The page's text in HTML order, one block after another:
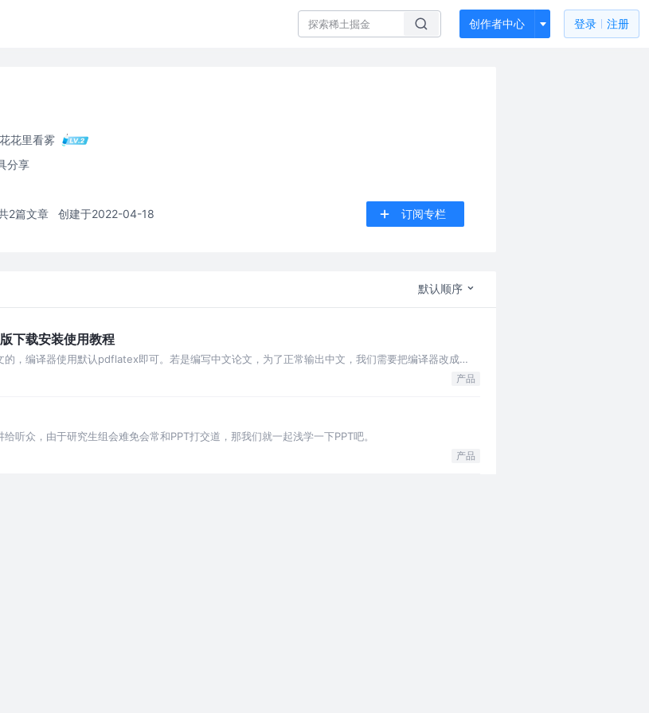
创作者中心 登录 注册
花里看雾
分享
2篇文章 创建于2022-04-18 订阅专栏
默认顺序
下载安装使用教程
，编译器使用默认pdflatex即可。若是编写中文论文，为了正常输出中文，我们需要把编译器改成
产品
听众，由于研究生组会难免会常和PPT打交道，那我们就一起浅学一下PPT吧。
产品